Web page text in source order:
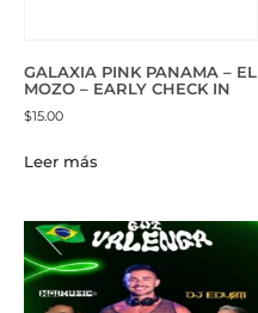
GALAXIA PINK PANAMA – EL
MOZO – EARLY CHECK IN
$15.00
Leer más